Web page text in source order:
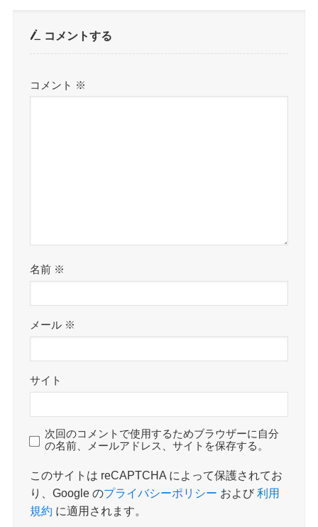
コメントする
コメント ※
名前 ※
メール ※
サイト
次回のコメントで使用するためブラウザーに自分
の名前、メールアドレス、サイトを保存する。
このサイトは reCAPTCHA によって保護されてお
り、Google のプライバシーポリシー および利用
規約 に適用されます。